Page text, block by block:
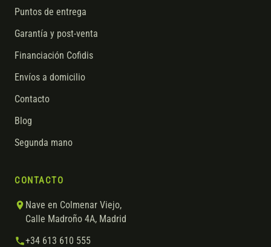
Puntos de entrega
Garantía y post-venta
Financiación Cofidis
Envíos a domicilio
Contacto
Blog
Segunda mano
CONTACTO
Nave en Colmenar Viejo,
Calle Madroño 4A, Madrid
+34 613 610 555